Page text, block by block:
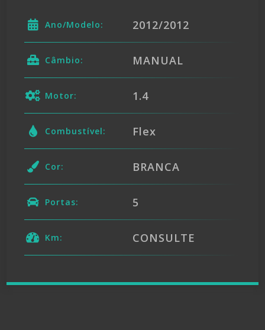
Ano/Modelo: 2012/2012
Câmbio: MANUAL
Motor: 1.4
Combustível: Flex
Cor: BRANCA
Portas: 5
Km: CONSULTE